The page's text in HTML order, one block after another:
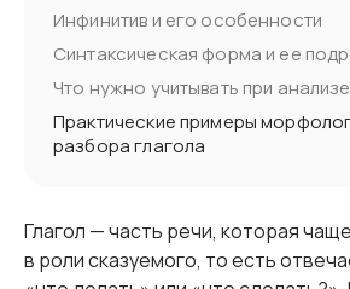
Инфинитив и его особенности
Синтаксическая форма и ее
Что нужно учитывать при анализе
Практические примеры
разбора глагола
Глагол — часть речи, которая
в роли сказуемого, то есть